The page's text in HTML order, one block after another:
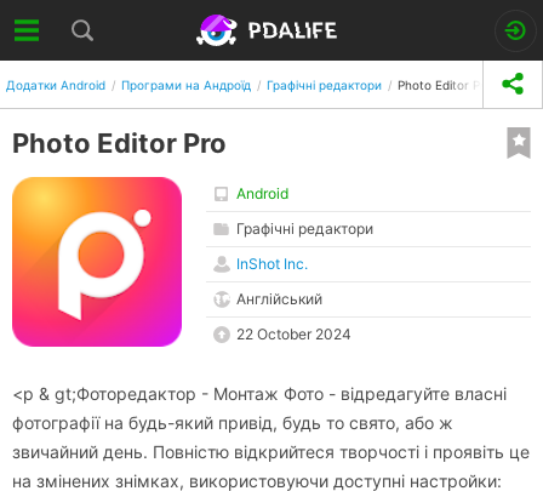
Додатки Android Програми на Андроїд Графічні редактори Photo Editor Pro
Photo Editor Pro
Android
Графічні редактори
InShot Inc.
Англійський
22 October 2024
<p & gt;Фоторедактор - Монтаж Фото - відредагуйте власні
фотографії на будь-який привід, будь то свято, або ж
звичайний день. Повністю відкрийтеся творчості і проявіть це
на змінених знімках, використовуючи доступні настройки: